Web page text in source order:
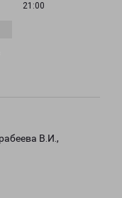
21:00
В.И.,